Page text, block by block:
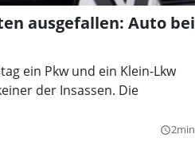
ausgefallen: Auto bei
ein Pkw und ein Klein-Lkw
der Insassen. Die
query_builder2min